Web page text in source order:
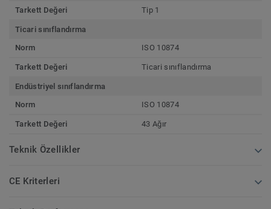
Tarkett Değeri Tip 1
Ticari sınıflandırma
Norm
ISO 10874
Tarkett Değeri Ticari sınıflandırma
Endüstriyel sınıflandırma
Norm
ISO 10874
Tarkett Değeri 43 Ağır
Teknik Özellikler
CE Kriterleri